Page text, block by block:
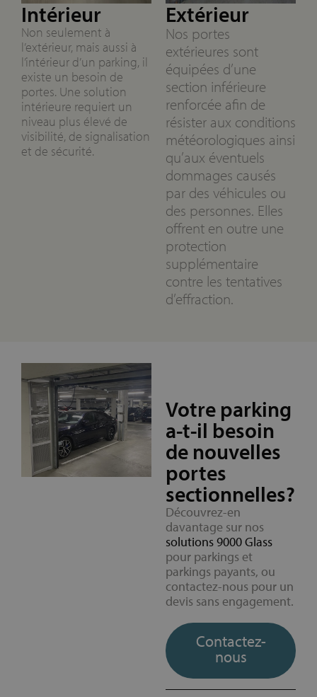
Intérieur
Non seulement à
l’extérieur, mais aussi à
l’intérieur d’un parking, il
existe un besoin de
portes. Une solution
intérieure requiert un
niveau plus élevé de
visibilité, de signalisation
et de sécurité.
Extérieur
Nos portes
extérieures sont
équipées d’une
section inférieure
renforcée afin de
résister aux conditions
météorologiques ainsi
qu’aux éventuels
dommages causés
par des véhicules ou
des personnes. Elles
offrent en outre une
protection
supplémentaire
contre les tentatives
d’effraction.
Votre parking
a-t-il besoin
de nouvelles
portes
sectionnelles?
Découvrez-en
davantage sur nos
solutions 9000 Glass
pour parkings et
parkings payants, ou
contactez-nous pour un
devis sans engagement.
Contactez-
nous